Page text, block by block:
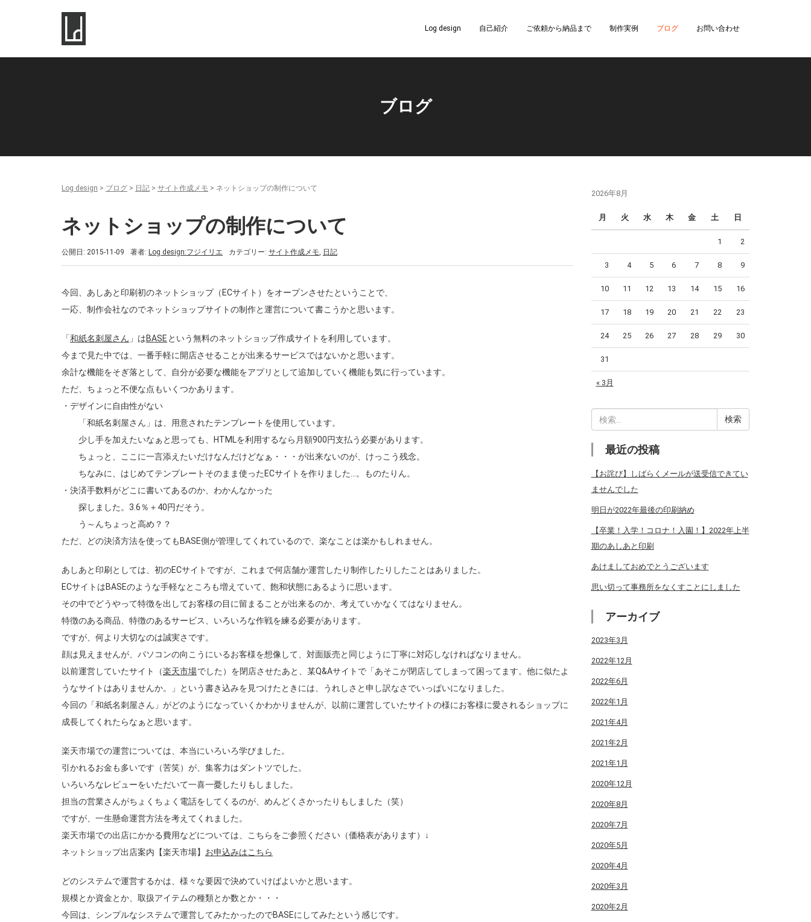
Log design 自己紹介 ご依頼から納品まで 制作実例 ブログ お問い合わせ
ブログ
Log design > ブログ > 日記 > サイト作成メモ > ネットショップの制作について
ネットショップの制作について
公開日: 2015-11-09 著者: Log design:フジイリエ カテゴリー: サイト作成メモ, 日記
今回、あしあと印刷初のネットショップ（ECサイト）をオープンさせたということで、
一応、制作会社なのでネットショップサイトの制作と運営について書こうかと思います。
「和紙名刺屋さん 」はBASE という無料のネットショップ作成サイトを利用しています。
今まで見た中では、一番手軽に開店させることが出来るサービスではないかと思います。
余計な機能をそぎ落として、自分が必要な機能をアプリとして追加していく機能も気に行っています。
ただ、ちょっと不便な点もいくつかあります。
・デザインに自由性がない
「和紙名刺屋さん」は、用意されたテンプレートを使用しています。
少し手を加えたいなぁと思っても、HTMLを利用するなら月額900円支払う必要があります。
ちょっと、ここに一言添えたいだけなんだけどなぁ・・・が出来ないのが、けっこう残念。
ちなみに、はじめてテンプレートそのまま使ったECサイトを作りました…。ものたりん。
・決済手数料がどこに書いてあるのか、わかんなかった
探しました。3.6％＋40円だそう。
う～んちょっと高め？？
ただ、どの決済方法を使ってもBASE側が管理してくれているので、楽なことは楽かもしれません。
あしあと印刷としては、初のECサイトですが、これまで何店舗か運営したり制作したりしたことはありました。
ECサイトはBASEのような手軽なところも増えていて、飽和状態にあるように思います。
その中でどうやって特徴を出してお客様の目に留まることが出来るのか、考えていかなくてはなりません。
特徴のある商品、特徴のあるサービス、いろいろな作戦を練る必要があります。
ですが、何より大切なのは誠実さです。
顔は見えませんが、パソコンの向こうにいるお客様を想像して、対面販売と同じように丁寧に対応しなければなりません。
以前運営していたサイト（楽天市場でした）を閉店させたあと、某Q&Aサイトで「あそこが閉店してしまって困ってます。他に似たよ
うなサイトはありませんか。」という書き込みを見つけたときには、うれしさと申し訳なさでいっぱいになりました。
今回の「和紙名刺屋さん」がどのようになっていくかわかりませんが、以前に運営していたサイトの様にお客様に愛されるショップに
成長してくれたらなぁと思います。
楽天市場での運営については、本当にいろいろ学びました。
引かれるお金も多いです（苦笑）が、集客力はダントツでした。
いろいろなレビューをいただいて一喜一憂したりもしました。
担当の営業さんがちょくちょく電話をしてくるのが、めんどくさかったりもしました（笑）
ですが、一生懸命運営方法を考えてくれました。
楽天市場での出店にかかる費用などについては、こちらをご参照ください（価格表があります）↓
ネットショップ出店案内【楽天市場】 お申込みはこちら
どのシステムで運営するかは、様々な要因で決めていけばよいかと思います。
規模とか資金とか、取扱アイテムの種類とか数とか・・・
今回は、シンプルなシステムで運営してみたかったのでBASEにしてみたという感じです。
2026年8月
月 火 水 木 金 土 日
« 3月
1 2
3 4 5 6 7 8 9
10 11 12 13 14 15 16
17 18 19 20 21 22 23
24 25 26 27 28 29 30
31
索:
最近の投稿
【お詫び】しばらくメールが送受信できてい
ませんでした
明日が2022年最後の印刷納め
【卒業！入学！コロナ！入園！】2022年上半
期のあしあと印刷
あけましておめでとうございます
思い切って事務所をなくすことにしました
アーカイブ
2023年3月
2022年12月
2022年6月
2022年1月
2021年4月
2021年2月
2021年1月
2020年12月
2020年8月
2020年7月
2020年5月
2020年4月
2020年3月
2020年2月